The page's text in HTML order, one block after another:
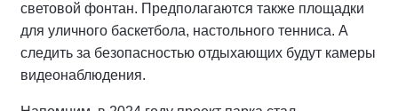
световой фонтан. Предполагаются также площадки
для уличного баскетбола, настольного тенниса. А
следить за безопасностью отдыхающих будут камеры
видеонаблюдения.